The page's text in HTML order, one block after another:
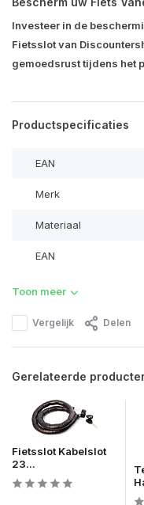
Investeer in de
Fietsslot van
gemoedsrust tijdens het
Productspecificaties
EAN
Merk
Materiaal
EAN
Toon meer
Vergelijk Delen
Gerelateerde
Fietsslot Kabelslot
23...